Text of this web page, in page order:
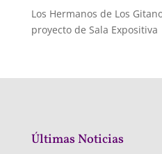
Los Hermanos de Los
proyecto de Sala Expositiva
Últimas Noticias